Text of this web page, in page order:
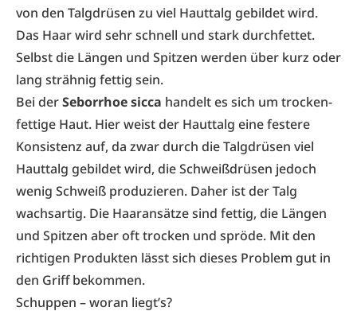
von den Talgdrüsen zu viel Hauttalg gebildet wird.
Das Haar wird sehr schnell und stark durchfettet.
Selbst die Längen und Spitzen werden über kurz oder
lang strähnig fettig sein.
Bei der ­Seborrhoe sicca handelt es sich um trocken-
fettige Haut. Hier weist der Hauttalg eine festere
Konsistenz auf, da zwar durch die Talgdrüsen viel
Hauttalg gebildet wird, die Schweißdrüsen jedoch
wenig Schweiß produzieren. Daher ist der Talg
wachsartig. Die Haaransätze sind fettig, die Längen
und Spitzen aber oft trocken und spröde. Mit den
richtigen Produkten lässt sich dieses Problem gut in
den Griff bekommen.
Schuppen – woran liegt’s?